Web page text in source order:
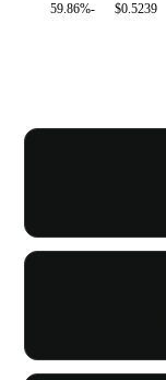
$0.5239
-59.86%